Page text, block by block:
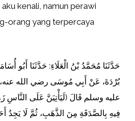
kenali, namun perawi
orang yang terpercaya
حَدَّثَنَا مُحَمَّدُ بْنُ الْعَلَاءِ: حَدَّثَنَا أَبُو
بُرْدَةَ، عَنْ أَبِي مُوسَى رضي الله
عليه وسلم قَالَ (‌لَيَأْتِيَنَّ ‌عَلَى
‌فِيهِ ‌بِالصَّدَقَةِ ‌مِنَ ‌الذَّهَبِ، ‌ثُمَّ ‌لَا ‌يَجِدُ